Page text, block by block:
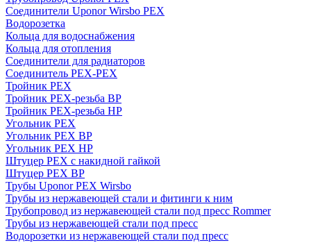
Соединители Uponor Wirsbo PEX
Водорозетка
Кольца для водоснабжения
Кольца для отопления
Соединители для радиаторов
Соединитель PEX-PEX
Тройник PEX
Тройник PEX-резьба ВР
Тройник PEX-резьба НР
Угольник PEX
Угольник PEX ВР
Угольник PEX НР
Штуцер PEX c накидной гайкой
Штуцер PEX ВР
Трубы Uponor PEX Wirsbo
Трубы из нержавеющей стали и фитинги к ним
Трубопровод из нержавеющей стали под пресс Rommer
Трубы из нержавеющей стали под пресс
Водорозетки из нержавеющей стали под пресс